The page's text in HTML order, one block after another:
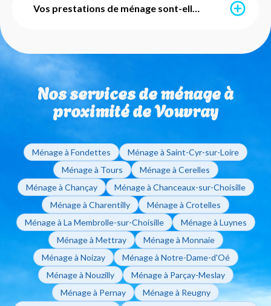
payez que 50% du montant de vos prestations. Ce
service est mis en place par l'URSSAF et notre agence
utiliser vos Chèques Emploi Service Universels (CESU)
pour régler vos factures de ménage à domicile.
Vos prestations de ménage sont-elles avec ou sans engagement ?
sans engagement de durée. Que vous ayez besoin
d'un ménage ponctuel ou régulier, vous restez libre de
modifier ou d'arrêter vos interventions sur simple
appel à votre agence de Tours.
Nos services de ménage à
proximité de Vouvray
Ménage à Fondettes
Ménage à Saint-Cyr-sur-Loire
Ménage à Tours
Ménage à Cerelles
Ménage à Chançay
Ménage à Chanceaux-sur-Choisille
Ménage à Charentilly
Ménage à Crotelles
Ménage à La Membrolle-sur-Choisille
Ménage à Luynes
Ménage à Mettray
Ménage à Monnaie
Ménage à Noizay
Ménage à Notre-Dame-d'Oé
Ménage à Nouzilly
Ménage à Parçay-Meslay
Ménage à Pernay
Ménage à Reugny